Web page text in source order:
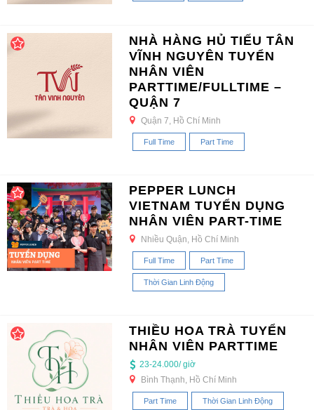
NHÀ HÀNG HỦ TIẾU TÂN
VĨNH NGUYÊN TUYỂN
NHÂN VIÊN
PARTTIME/FULLTIME –
QUẬN 7
Quận 7, Hồ Chí Minh
Full Time Part Time
PEPPER LUNCH
VIETNAM TUYỂN DỤNG
NHÂN VIÊN PART-TIME
Nhiều Quận, Hồ Chí Minh
Full Time Part Time
Thời Gian Linh Động
THIỀU HOA TRÀ TUYỂN
NHÂN VIÊN PARTTIME
23-24.000/ giờ
Bình Thạnh, Hồ Chí Minh
Part Time Thời Gian Linh Động